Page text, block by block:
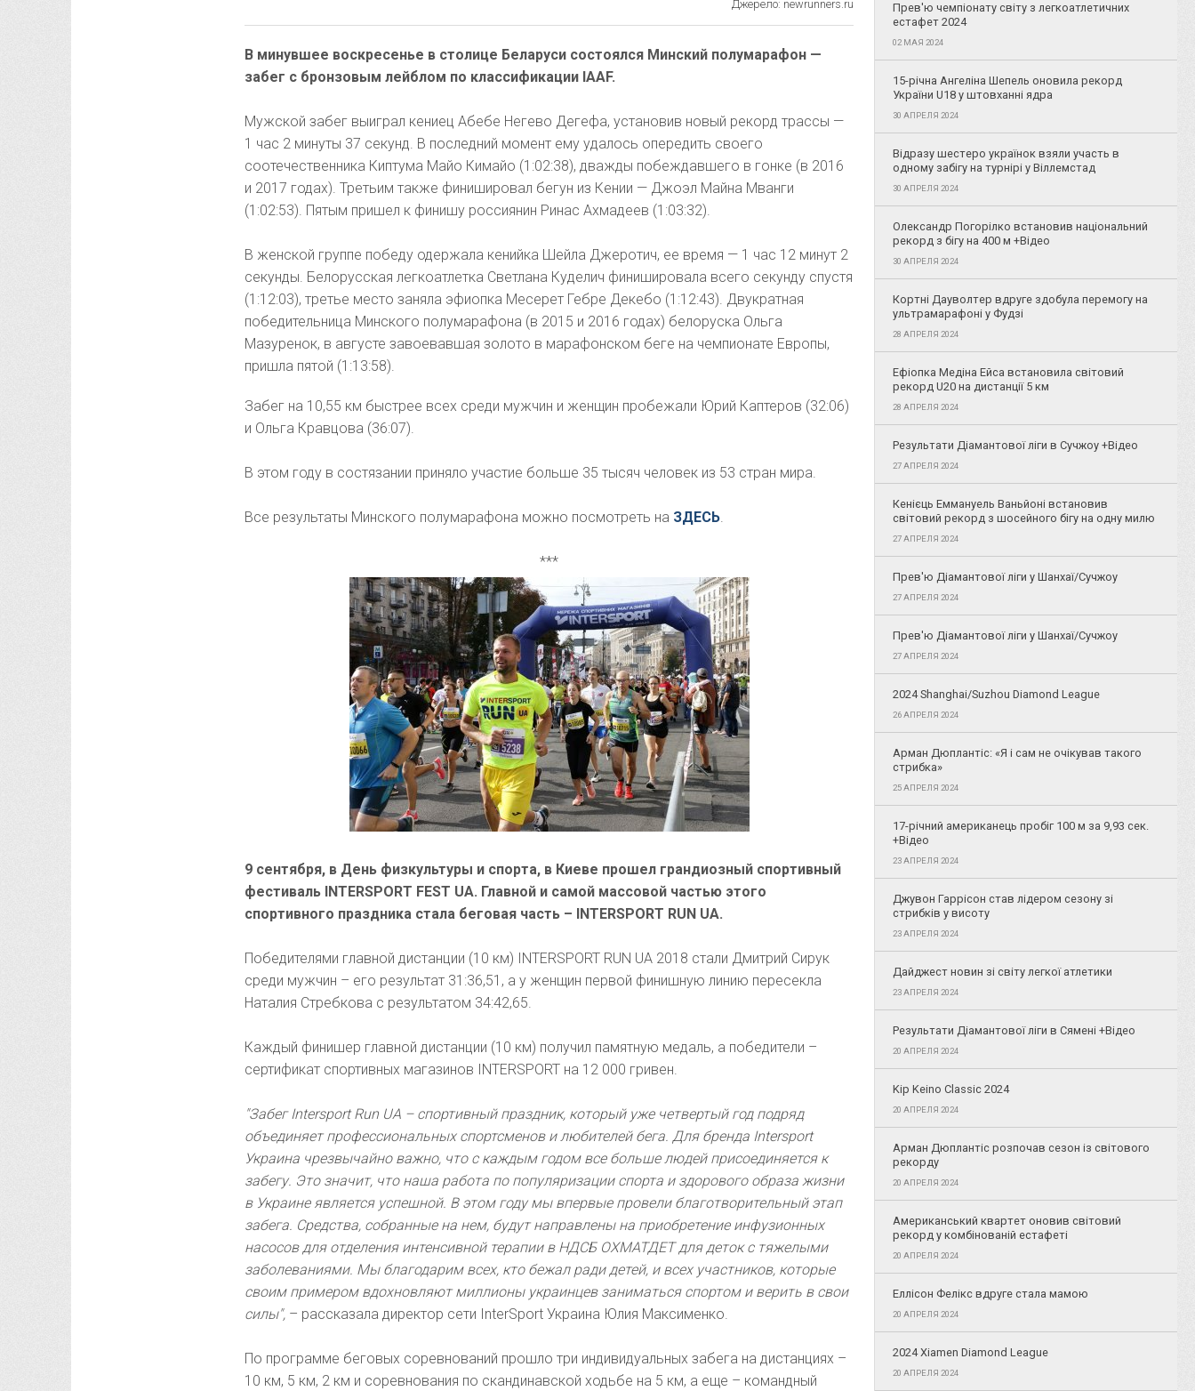
Джерело: newrunners.ru
В минувшее воскресенье в столице Беларуси состоялся Минский полумарафон —
забег с бронзовым лейблом по классификации IAAF.
Мужской забег выиграл кениец Абебе Негево Дегефа, установив новый рекорд трассы —
1 час 2 минуты 37 секунд. В последний момент ему удалось опередить своего
соотечественника Киптума Майо Кимайо (1:02:38), дважды побеждавшего в гонке (в 2016
и 2017 годах). Третьим также финишировал бегун из Кении — Джоэл Майна Мванги
(1:02:53). Пятым пришел к финишу россиянин Ринас Ахмадеев (1:03:32).
В женской группе победу одержала кенийка Шейла Джеротич, ее время — 1 час 12 минут 2
секунды. Белорусская легкоатлетка Светлана Куделич финишировала всего секунду спустя
(1:12:03), третье место заняла эфиопка Месерет Гебре Декебо (1:12:43). Двукратная
победительница Минского полумарафона (в 2015 и 2016 годах) белоруска Ольга
Мазуренок, в августе завоевавшая золото в марафонском беге на чемпионате Европы,
пришла пятой (1:13:58).
Забег на 10,55 км быстрее всех среди мужчин и женщин пробежали Юрий Каптеров (32:06)
и Ольга Кравцова (36:07).
В этом году в состязании приняло участие больше 35 тысяч человек из 53 стран мира.
Все результаты Минского полумарафона можно посмотреть на ЗДЕСЬ.
***
9 сентября, в День физкультуры и спорта, в Киеве прошел грандиозный спортивный
фестиваль INTERSPORT FEST UA. Главной и самой массовой частью этого
спортивного праздника стала беговая часть – INTERSPORT RUN UA.
Победителями главной дистанции (10 км) INTERSPORT RUN UA 2018 стали Дмитрий Сирук
среди мужчин – его результат 31:36,51, а у женщин первой финишную линию пересекла
Наталия Стребкова с результатом 34:42,65.
Каждый финишер главной дистанции (10 км) получил памятную медаль, а победители –
сертификат спортивных магазинов INTERSPORT на 12 000 гривен.
"Забег Intersport Run UA – спортивный праздник, который уже четвертый год подряд
объединяет профессиональных спортсменов и любителей бега. Для бренда Intersport
Украина чрезвычайно важно, что с каждым годом все больше людей присоединяется к
забегу. Это значит, что наша работа по популяризации спорта и здорового образа жизни
в Украине является успешной. В этом году мы впервые провели благотворительный этап
забега. Средства, собранные на нем, будут направлены на приобретение инфузионных
насосов для отделения интенсивной терапии в НДСБ ОХМАТДЕТ для деток с тяжелыми
заболеваниями. Мы благодарим всех, кто бежал ради детей, и всех участников, которые
своим примером вдохновляют миллионы украинцев заниматься спортом и верить в свои
силы", – рассказала директор сети InterSport Украина Юлия Максименко.
По программе беговых соревнований прошло три индивидуальных забега на дистанциях –
10 км, 5 км, 2 км и соревнования по скандинавской ходьбе на 5 км, а еще – командный
Прев'ю чемпіонату світу з легкоатлетичних
естафет 2024
02 МАЯ 2024
15-річна Ангеліна Шепель оновила рекорд
України U18 у штовханні ядра
30 АПРЕЛЯ 2024
Відразу шестеро українок взяли участь в
одному забігу на турнірі у Віллемстад
30 АПРЕЛЯ 2024
Олександр Погорілко встановив національний
рекорд з бігу на 400 м +Відео
30 АПРЕЛЯ 2024
Кортні Дауволтер вдруге здобула перемогу на
ультрамарафоні у Фудзі
28 АПРЕЛЯ 2024
Ефіопка Медіна Ейса встановила світовий
рекорд U20 на дистанції 5 км
28 АПРЕЛЯ 2024
Результати Діамантової ліги в Сучжоу +Відео
27 АПРЕЛЯ 2024
Кенієць Еммануель Ваньйоні встановив
світовий рекорд з шосейного бігу на одну милю
27 АПРЕЛЯ 2024
Прев'ю Діамантової ліги у Шанхаї/Сучжоу
27 АПРЕЛЯ 2024
Прев'ю Діамантової ліги у Шанхаї/Сучжоу
27 АПРЕЛЯ 2024
2024 Shanghai/Suzhou Diamond League
26 АПРЕЛЯ 2024
Арман Дюплантіс: «Я і сам не очікував такого
стрибка»
25 АПРЕЛЯ 2024
17-річний американець пробіг 100 м за 9,93 сек.
+Відео
23 АПРЕЛЯ 2024
Джувон Гаррісон став лідером сезону зі
стрибків у висоту
23 АПРЕЛЯ 2024
Дайджест новин зі світу легкої атлетики
23 АПРЕЛЯ 2024
Результати Діамантової ліги в Сямені +Відео
20 АПРЕЛЯ 2024
Kip Keino Classic 2024
20 АПРЕЛЯ 2024
Арман Дюплантіс розпочав сезон із світового
рекорду
20 АПРЕЛЯ 2024
Американський квартет оновив світовий
рекорд у комбінованій естафеті
20 АПРЕЛЯ 2024
Еллісон Фелікс вдруге стала мамою
20 АПРЕЛЯ 2024
2024 Xiamen Diamond League
20 АПРЕЛЯ 2024